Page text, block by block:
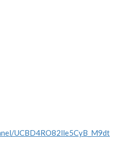
UCBD4RO82lle5CyB_M9dt